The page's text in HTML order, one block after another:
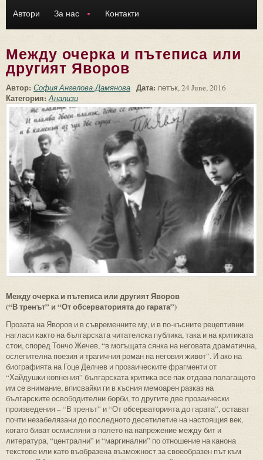
Автори За нас Контакти
Между очерка и пътеписа или
другият Яворов
Автор: София Ангелова-Дамянова Дата: петък, 24 June, 2016
Категория:Анализи
Между очерка и пътеписа или другият Яворов
(“В тренът” и “От обсерваторията до гарата”)
Прозата на Яворов и в съвременните му, и в по-късните рецептивни
нагласи както на българската читателска публика, така и на критиката
стои, според Тончо Жечев, “в могъщата сянка на неговата драматична,
ослепителна поезия и трагичния роман на неговия живот”. И ако на
биографията на Гоце Делчев и прозаическите фрагменти от
“Хайдушки копнения” българската критика все пак отдава полагащото
им се внимание, вписвайки ги в късния мемоарен разказ на
българските освободителни борби, то другите две прозаически
произведения – “В тренът” и “От обсерваторията до гарата”, остават
почти незабелязани до последното десетилетие на настоящия век,
когато биват осмисляни в полето на напрежение между бит и
литература, “централни” и “маргинални” по отношение на канона
текстове или като въобразена възможност за своеобразен път към